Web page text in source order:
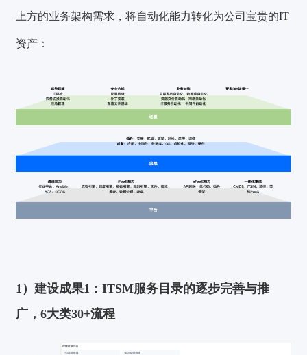
上方的业务架构需求，将自动化能力转化为公司宝贵的IT
资产：
1）建设成果1：ITSM服务目录的逐步完善与推
广，6大类30+流程